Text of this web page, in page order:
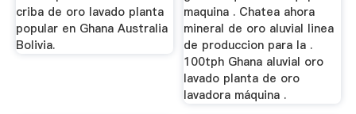
criba de oro lavado planta
popular en Ghana Australia
Bolivia.
maquina . Chatea ahora
mineral de oro aluvial linea
de produccion para la .
100tph Ghana aluvial oro
lavado planta de oro
lavadora máquina .